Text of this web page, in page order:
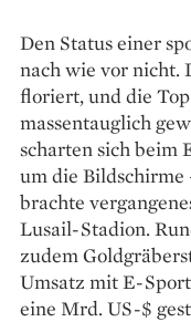
Den Status einer
nach wie vor nicht.
floriert, und die
massentauglich
scharten sich beim
um die Bild­schirme
brachte
Lusail-Stadion.
zudem
Umsatz mit E-
eine Mrd. US-$